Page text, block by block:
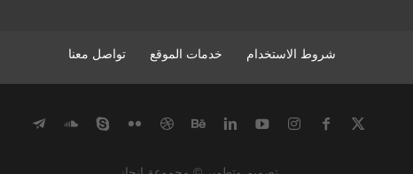
شروط الاستخدام خدمات الموقع تواصل معنا